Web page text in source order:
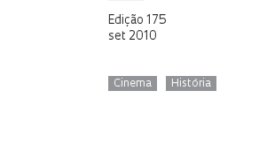
Edição 175
set 2010
Cinema História